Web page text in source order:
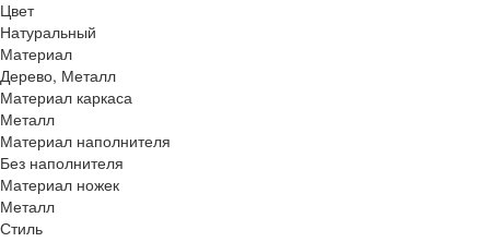
Цвет
Натуральный
Материал
Дерево, Металл
Материал каркаса
Металл
Материал наполнителя
Без наполнителя
Материал ножек
Металл
Стиль